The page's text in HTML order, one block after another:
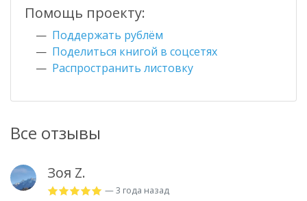
Все отзывы
Зоя Z.
— 3 года назад
Помощь проекту:
Поддержать рублём
Поделиться книгой в соцсетях
Распространить листовку